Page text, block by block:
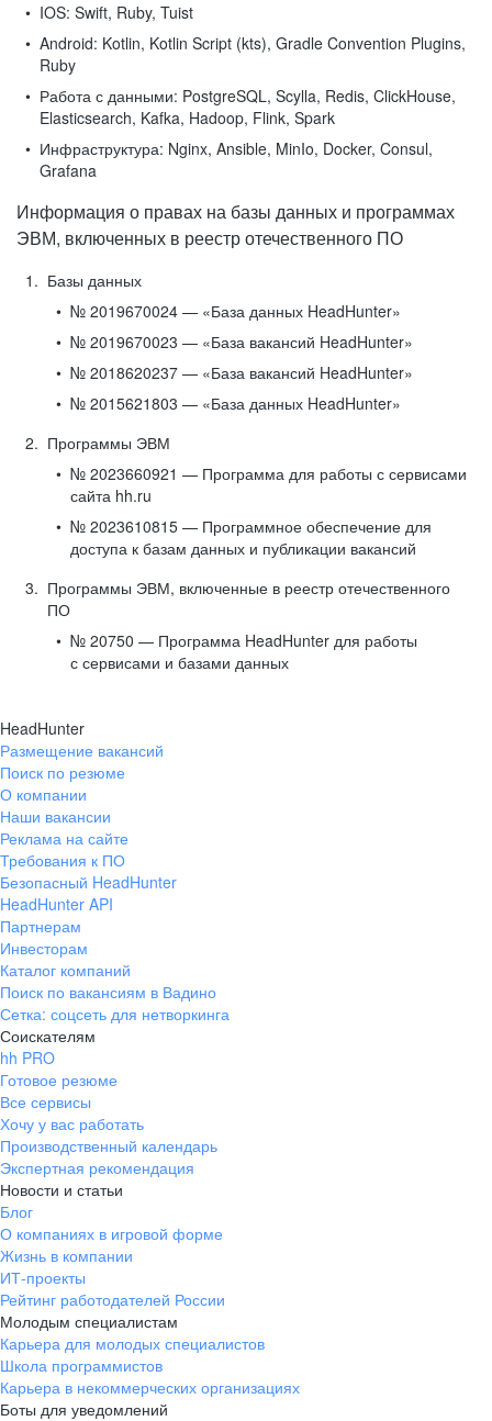
IOS: Swift, Ruby, Tuist
Android: Kotlin, Kotlin Script (kts), Gradle Convention Plugins,
Ruby
Работа с данными: PostgreSQL, Scylla, Redis, ClickHouse,
Elasticsearch, Kafka, Hadoop, Flink, Spark
Инфраструктура: Nginx, Ansible, MinIo, Docker, Consul,
Grafana
Информация о правах на базы данных и программах
ЭВМ, включенных в реестр отечественного ПО
Базы данных
№ 2019670024 — «База данных HeadHunter»
№ 2019670023 — «База вакансий HeadHunter»
№ 2018620237 — «База вакансий HeadHunter»
№ 2015621803 — «База данных HeadHunter»
Программы ЭВМ
№ 2023660921 — Программа для работы с сервисами
сайта hh.ru
№ 2023610815 — Программное обеспечение для
доступа к базам данных и публикации вакансий
Программы ЭВМ, включенные в реестр отечественного
ПО
№ 20750 — Программа HeadHunter для работы
с сервисами и базами данных
HeadHunter
Размещение вакансий
Поиск по резюме
О компании
Наши вакансии
Реклама на сайте
Требования к ПО
Безопасный HeadHunter
HeadHunter API
Партнерам
Инвесторам
Каталог компаний
Поиск по вакансиям в Вадино
Сетка: соцсеть для нетворкинга
Соискателям
hh PRO
Готовое резюме
Все сервисы
Хочу у вас работать
Производственный календарь
Экспертная рекомендация
Новости и статьи
Блог
О компаниях в игровой форме
Жизнь в компании
ИТ-проекты
Рейтинг работодателей России
Молодым специалистам
Карьера для молодых специалистов
Школа программистов
Карьера в некоммерческих организациях
Боты для уведомлений